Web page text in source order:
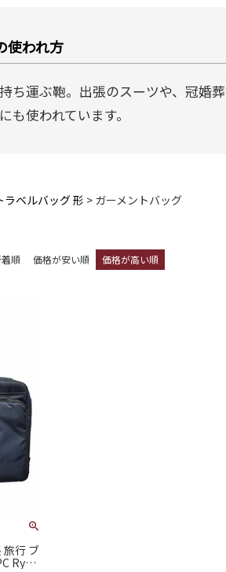
使われ方
ち運ぶ鞄。出張のスーツや、冠婚
使われています。
ラベルバッグ 形 ガーメントバッグ
順 価格が安い順 価格が高い順
旅行 ブ
Ryu's